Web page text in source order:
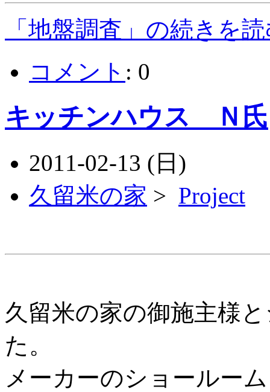
「地盤調査」の続きを
コメント : 0
キッチンハウス Ｎ氏
2011-02-13 (日)
久留米の家 > Project
久留米の家の御施主様
た。
メーカーのショールー